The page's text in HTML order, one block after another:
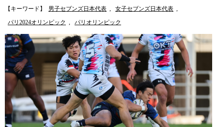
【キーワード】 男子セブンズ日本代表 , 女子セブンズ日本代表 ,
パリ2024オリンピック , パリオリンピック